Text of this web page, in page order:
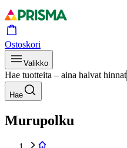
Ostoskori
Valikko
Hae tuotteita – aina halvat hinnat
Hae
Murupolku